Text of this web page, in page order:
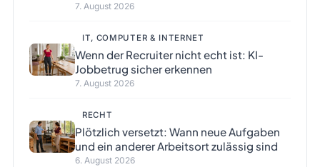
7. August 2026
IT, COMPUTER & INTERNET
Wenn der Recruiter nicht echt ist: KI-
Jobbetrug sicher erkennen
7. August 2026
RECHT
Plötzlich versetzt: Wann neue Aufgaben
und ein anderer Arbeitsort zulässig sind
6. August 2026